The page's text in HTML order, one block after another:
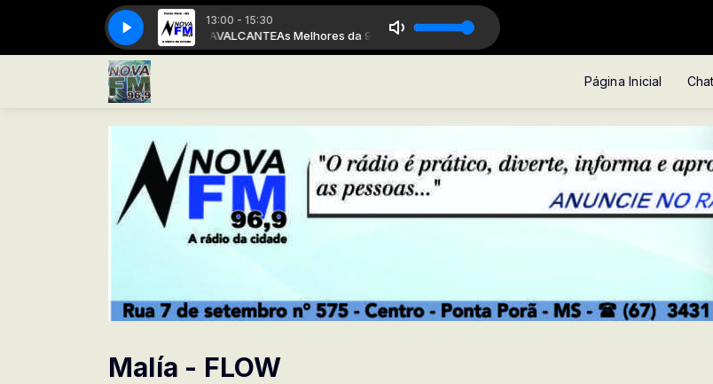
13:00 - 15:30
As Melhores da 96 com ANDRÉ CAVALCANTEAs Melhores da 96 com ANDRÉ CAVALCANTE
A Rádio da cidade A Rádio da cidade
Página Inicial Chat
Malía - FLOW